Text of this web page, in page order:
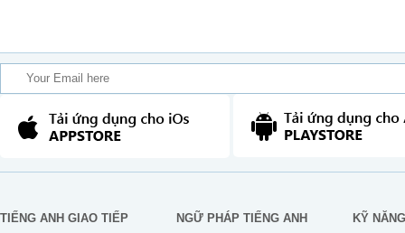
TIẾNG ANH GIAO TIẾP
NGỮ PHÁP TIẾNG ANH
KỸ NĂNG